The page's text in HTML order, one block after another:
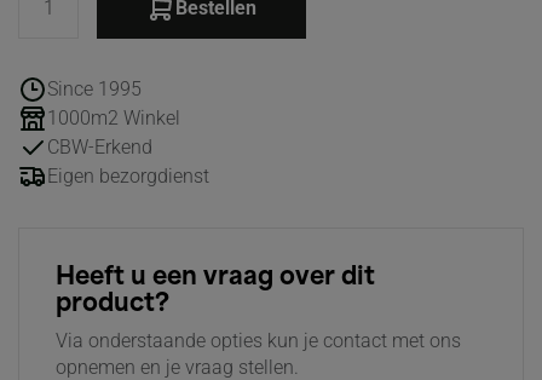
Bestellen
Since 1995
1000m2 Winkel
CBW-Erkend
Eigen bezorgdienst
Heeft u een vraag over dit
product?
Via onderstaande opties kun je contact met ons
opnemen en je vraag stellen.